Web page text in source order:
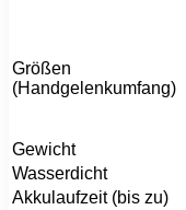
Größen
(Handgelenkumfang)
Gewicht
Wasserdicht
Akkulaufzeit (bis zu)